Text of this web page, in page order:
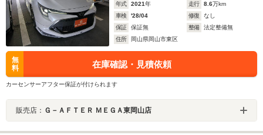
年式
2021年 走行 8.6万km
車検
'28/04 修復
なし
保証
保証無 整備
法定整備無
住所
岡山県岡山市東区
無
料
在庫確認・見積依頼
カーセンサーアフター保証が付けられます
販売店： Ｇ－ＡＦＴＥＲ ＭＥＧＡ東岡山店